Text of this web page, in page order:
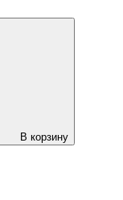
В корзину